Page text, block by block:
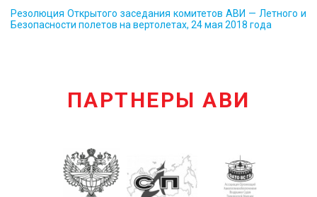
Резолюция Открытого заседания комитетов АВИ — Летного и
Безопасности полетов на вертолетах, 24 мая 2018 года
ПАРТНЕРЫ АВИ